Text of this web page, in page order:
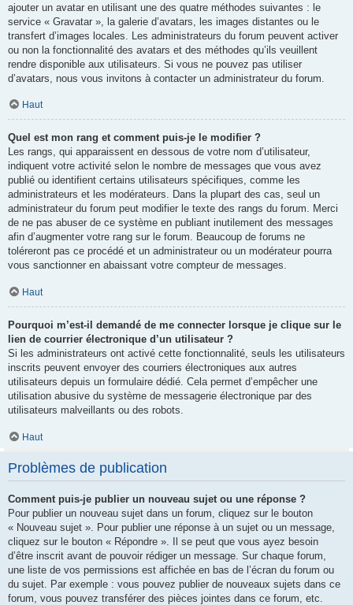
ajouter un avatar en utilisant une des quatre méthodes suivantes : le
service « Gravatar », la galerie d’avatars, les images distantes ou le
transfert d’images locales. Les administrateurs du forum peuvent activer
ou non la fonctionnalité des avatars et des méthodes qu’ils veuillent
rendre disponible aux utilisateurs. Si vous ne pouvez pas utiliser
d’avatars, nous vous invitons à contacter un administrateur du forum.
Haut
Quel est mon rang et comment puis-je le modifier ?
Les rangs, qui apparaissent en dessous de votre nom d’utilisateur,
indiquent votre activité selon le nombre de messages que vous avez
publié ou identifient certains utilisateurs spécifiques, comme les
administrateurs et les modérateurs. Dans la plupart des cas, seul un
administrateur du forum peut modifier le texte des rangs du forum. Merci
de ne pas abuser de ce système en publiant inutilement des messages
afin d’augmenter votre rang sur le forum. Beaucoup de forums ne
toléreront pas ce procédé et un administrateur ou un modérateur pourra
vous sanctionner en abaissant votre compteur de messages.
Haut
Pourquoi m’est-il demandé de me connecter lorsque je clique sur le
lien de courrier électronique d’un utilisateur ?
Si les administrateurs ont activé cette fonctionnalité, seuls les utilisateurs
inscrits peuvent envoyer des courriers électroniques aux autres
utilisateurs depuis un formulaire dédié. Cela permet d’empêcher une
utilisation abusive du système de messagerie électronique par des
utilisateurs malveillants ou des robots.
Haut
Problèmes de publication
Comment puis-je publier un nouveau sujet ou une réponse ?
Pour publier un nouveau sujet dans un forum, cliquez sur le bouton
« Nouveau sujet ». Pour publier une réponse à un sujet ou un message,
cliquez sur le bouton « Répondre ». Il se peut que vous ayez besoin
d’être inscrit avant de pouvoir rédiger un message. Sur chaque forum,
une liste de vos permissions est affichée en bas de l’écran du forum ou
du sujet. Par exemple : vous pouvez publier de nouveaux sujets dans ce
forum, vous pouvez transférer des pièces jointes dans ce forum, etc.